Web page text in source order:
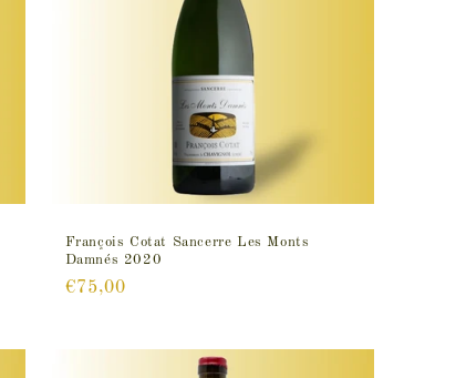
François Cotat Sancerre Les Monts
Damnés 2020
Prix
€75,00